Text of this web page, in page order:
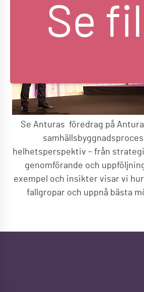
Se
Se Anturas föredrag på
helhetsperspektiv – från strategi
genomförande och
exempel och insikter visar vi
fallgropar och uppnå bästa